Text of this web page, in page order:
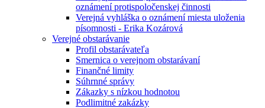
oznámení protispoločenskej činnosti
Verejná vyhláška o oznámení miesta uloženia
písomnosti - Erika Kozárová
Verejné obstarávanie
Profil obstarávateľa
Smernica o verejnom obstarávaní
Finančné limity
Súhrnné správy
Zákazky s nízkou hodnotou
Podlimitné zakázky